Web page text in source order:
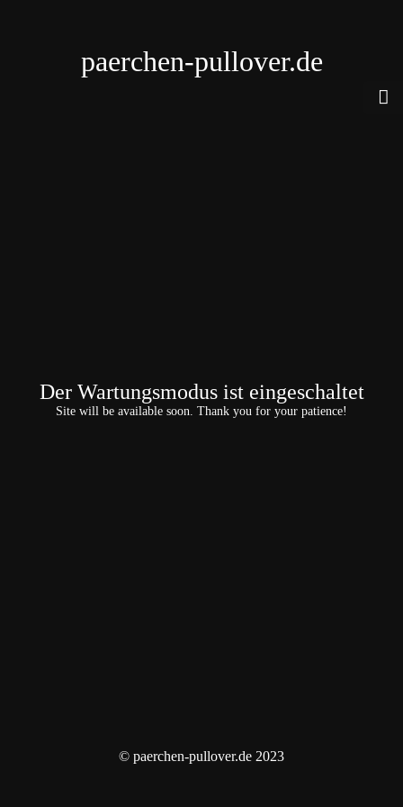
paerchen-pullover.de
Der Wartungsmodus ist eingeschaltet
Site will be available soon. Thank you for your patience!
© paerchen-pullover.de 2023